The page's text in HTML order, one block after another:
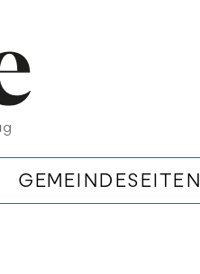
GEMEINDESEITEN